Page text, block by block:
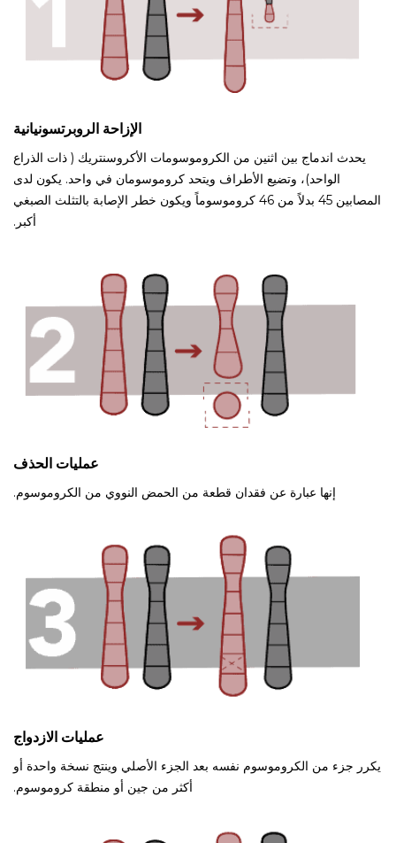
الإزاحة الروبرتسونيانية
يحدث اندماج بين اثنين من الكروموسومات الأكروسنتريك ( ذات الذراع
الواحد)، وتضيع الأطراف ويتحد كروموسومان في واحد. يكون لدى
المصابين 45 بدلاً من 46 كروموسوماً ويكون خطر الإصابة بالتثلث الصبغي
أكبر.
عمليات الحذف
إنها عبارة عن فقدان قطعة من الحمض النووي من الكروموسوم.
عمليات الازدواج
يكرر جزء من الكروموسوم نفسه بعد الجزء الأصلي وينتج نسخة واحدة أو
أكثر من جين أو منطقة كروموسوم.